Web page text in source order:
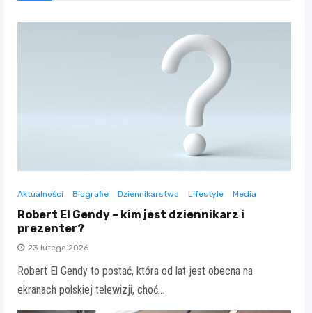
Aktualności Biografie Dziennikarstwo Lifestyle Media
Robert El Gendy – kim jest dziennikarz i
prezenter?
23 lutego 2026
Robert El Gendy to postać, która od lat jest obecna na
ekranach polskiej telewizji, choć…